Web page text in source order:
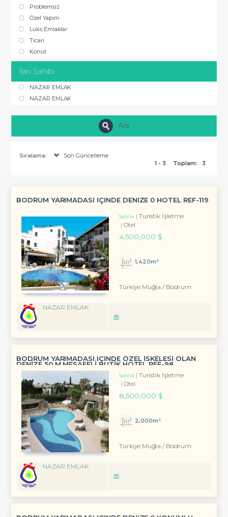
Problemsiz
Özel Yapım
Luks Emlaklar
Ticari
Konut
İlan Sahibi
NAZAR EMLAK
NAZAR EMLAK
Ara
Sıralama:
Son Güncelleme
1 - 3
Toplam: 3
BODRUM YARIMADASI İÇİNDE DENİZE 0 HOTEL REF-119
Satılık
Turistik İşletme
Otel
4,500,000 $
1,420m²
Türkiye Muğla / Bodrum
NAZAR EMLAK
BODRUM YARIMADASI IÇINDE ÖZEL ISKELESI OLAN
DENIZE 50 M MESAFELI BUTIK HOTEL REF-98
Satılık
Turistik İşletme
Otel
8,500,000 $
2,000m²
Türkiye Muğla / Bodrum
NAZAR EMLAK